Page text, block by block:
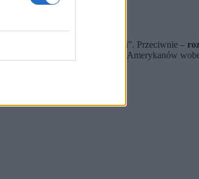
„bezwarunkowej kapitulacji”. Przeciwnie –
państw Zatoki czy cierpliwość Amerykanów